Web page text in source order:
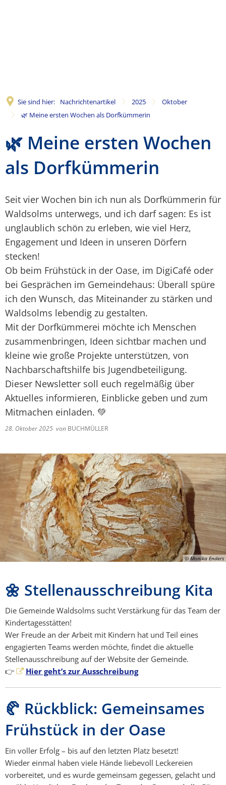
Sie sind hier: Nachrichtenartikel 2025
Oktober
🌿 Meine ersten Wochen als Dorfkümmerin
🌿 Meine ersten Wochen
als Dorfkümmerin
Seit vier Wochen bin ich nun als Dorfkümmerin für
Waldsolms unterwegs, und ich darf sagen: Es ist
unglaublich schön zu erleben, wie viel Herz,
Engagement und Ideen in unseren Dörfern
stecken!
Ob beim Frühstück in der Oase, im DigiCafé oder
bei Gesprächen im Gemeindehaus: Überall spüre
ich den Wunsch, das Miteinander zu stärken und
Waldsolms lebendig zu gestalten.
Mit der Dorfkümmerei möchte ich Menschen
zusammenbringen, Ideen sichtbar machen und
kleine wie große Projekte unterstützen, von
Nachbarschaftshilfe bis Jugendbeteiligung.
Dieser Newsletter soll euch regelmäßig über
Aktuelles informieren, Einblicke geben und zum
Mitmachen einladen. 💚
28. Oktober 2025 von BUCHMÜLLER
© Monika Enders
🌼 Stellenausschreibung Kita
Die Gemeinde Waldsolms sucht Verstärkung für das Team der
Kindertagesstätten!
Wer Freude an der Arbeit mit Kindern hat und Teil eines
engagierten Teams werden möchte, findet die aktuelle
Stellenausschreibung auf der Website der Gemeinde.
👉
Hier geht’s zur Ausschreibung
🥐 Rückblick: Gemeinsames
Frühstück in der Oase
Ein voller Erfolg – bis auf den letzten Platz besetzt!
Wieder einmal haben viele Hände liebevoll Leckereien
vorbereitet, und es wurde gemeinsam gegessen, gelacht und